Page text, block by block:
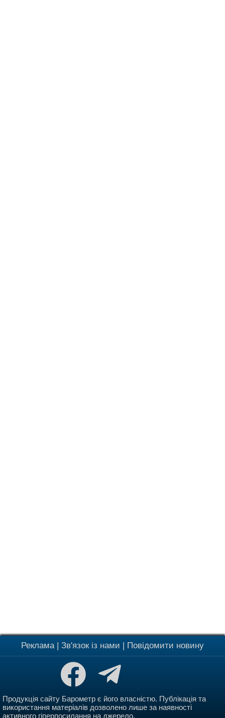
Реклама| Зв'язок із нами Повідомити новину
Продукція сайту Барометр є його власністю. Публікація та
використання матеріалів дозволено лише за наявності
активного гіперпосилання на джерело.